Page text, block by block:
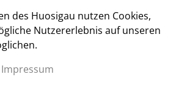
www.trachtenkulturmuseum.de
des Huosigau nutzen Cookies,
Nutzererlebnis auf unseren
Impressum